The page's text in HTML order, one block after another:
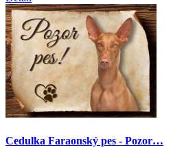
Cedulka Faraonský pes - Pozor…